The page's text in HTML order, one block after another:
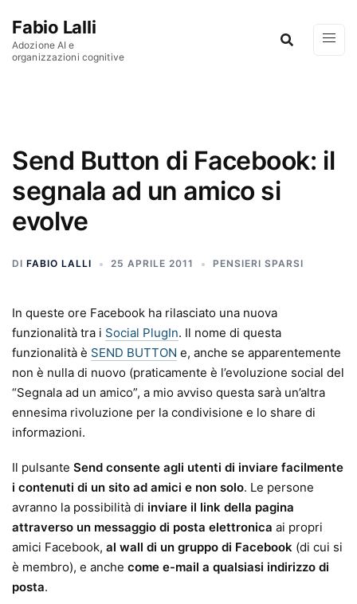
Fabio Lalli
Adozione AI e
organizzazioni cognitive
Send Button di Facebook: il
segnala ad un amico si
evolve
DI FABIO LALLI 25 APRILE 2011 PENSIERI SPARSI
In queste ore Facebook ha rilasciato una nuova
funzionalità tra i Social PlugIn. Il nome di questa
funzionalità è SEND BUTTON e, anche se apparentemente
non è nulla di nuovo (praticamente è l’evoluzione social del
“Segnala ad un amico”, a mio avviso questa sarà un’altra
ennesima rivoluzione per la condivisione e lo share di
informazioni.
Il pulsante Send consente agli utenti di inviare facilmente
i contenuti di un sito ad amici e non solo. Le persone
avranno la possibilità di inviare il link della pagina
attraverso un messaggio di posta elettronica ai propri
amici Facebook, al wall di un gruppo di Facebook (di cui si
è membro), e anche come e-mail a qualsiasi indirizzo di
posta.